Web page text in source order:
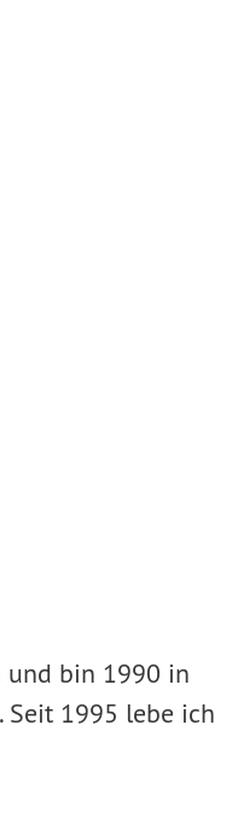
und bin 1990 in
Seit 1995 lebe ich